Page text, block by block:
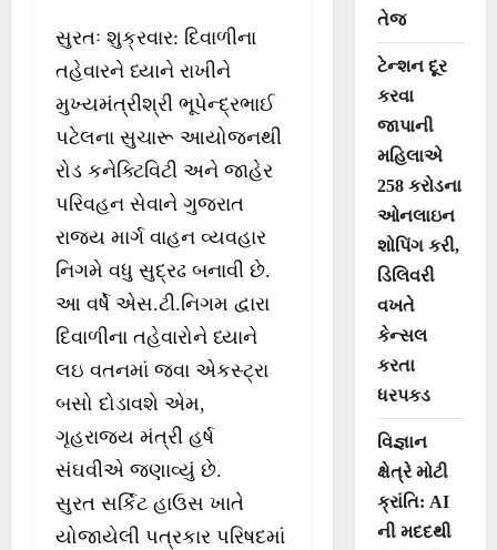
સુરતઃ શુક્રવાર: દિવાળીના
તહેવારને ધ્યાને રાખીને
મુખ્યમંત્રીશ્રી ભૂપેન્દ્રભાઈ
પટેલના સુચારૂ આયોજનથી
રોડ કનેક્ટિવિટી અને જાહેર
પરિવહન સેવાને ગુજરાત
રાજ્ય માર્ગ વાહન વ્યવહાર
નિગમે વધુ સુદ્રઢ બનાવી છે.
આ વર્ષે એસ.ટી.નિગમ દ્વારા
દિવાળીના તહેવારોને ધ્યાને
લઇ વતનમાં જવા એકસ્ટ્રા
બસો દોડાવશે એમ,
ગૃહરાજ્ય મંત્રી હર્ષ
સંઘવીએ જણાવ્યું છે.
સુરત સર્કિટ હાઉસ ખાતે
યોજાયેલી પત્રકાર પરિષદમાં
તેજ
ટેન્શન દૂર
કરવા
જાપાની
મહિલાએ
258 કરોડના
ઓનલાઇન
શોપિંગ કરી,
ડિલિવરી
વખતે
કેન્સલ
કરતા
ધરપકડ
વિજ્ઞાન
ક્ષેત્રે મોટી
ક્રાંતિ: AI
ની મદદથી